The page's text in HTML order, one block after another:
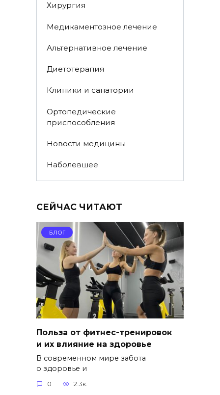
Хирургия
Медикаментозное лечение
Альтернативное лечение
Диетотерапия
Клиники и санатории
Ортопедические
приспособления
Новости медицины
Наболевшее
СЕЙЧАС ЧИТАЮТ
БЛОГ
Польза от фитнес-тренировок
и их влияние на здоровье
В современном мире забота
о здоровье и
0 2.3к.